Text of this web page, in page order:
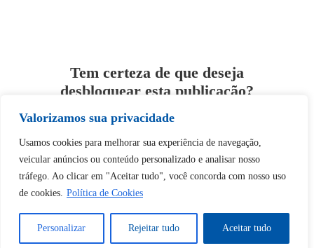
Valorizamos sua privacidade
Usamos cookies para melhorar sua experiência de navegação,
veicular anúncios ou conteúdo personalizado e analisar nosso
tráfego. Ao clicar em "Aceitar tudo", você concorda com nosso uso
de cookies. Política de Cookies
Personalizar Rejeitar tudo Aceitar tudo
Tem certeza de que deseja
desbloquear esta publicação?
Sim Não